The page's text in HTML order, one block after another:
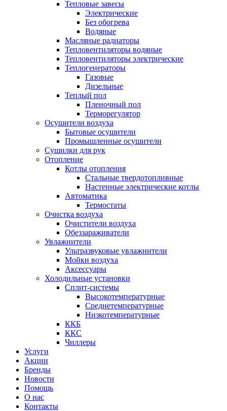
Тепловые завесы
Электрические
Без обогрева
Водяные
Масляные радиаторы
Тепловентиляторы водяные
Тепловентиляторы электрические
Теплогенераторы
Газовые
Дизельные
Теплый пол
Пленочный пол
Терморегулятор
Осушители воздуха
Бытовые осушители
Промышленные осушители
Сушилки для рук
Отопление
Котлы отопления
Стальные твердотопливные
Настенные электрические котлы
Автоматика
Термостаты
Очистка воздуха
Очистители воздуха
Обеззараживатели
Увлажнители
Ультразвуковые увлажнители
Мойки воздуха
Аксессуары
Холодильные установки
Сплит-системы
Высокотемпературные
Среднетемпературные
Низкотемпературные
ККБ
ККС
Чиллеры
Услуги
Акции
Бренды
Новости
Помощь
О нас
Контакты